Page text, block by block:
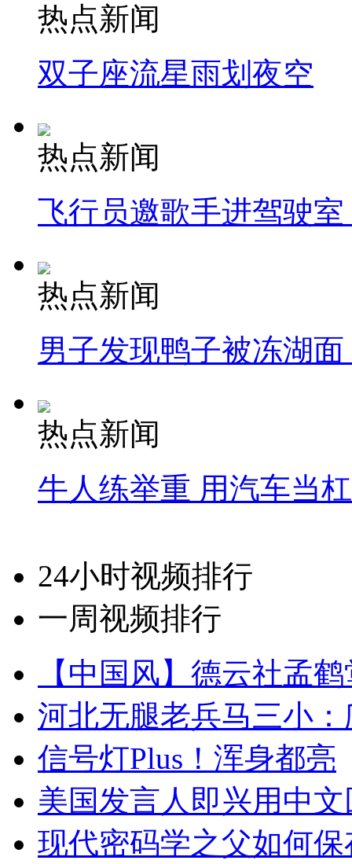
热点新闻
双子座流星雨划夜空
热点新闻
飞行员邀歌手进驾驶
热点新闻
男子发现鸭子被冻湖
热点新闻
牛人练举重 用汽车当
24小时视频排行
一周视频排行
【中国风】德云社孟
河北无腿老兵马三小
信号灯Plus！浑身都亮
美国发言人即兴用中
现代密码学之父如何